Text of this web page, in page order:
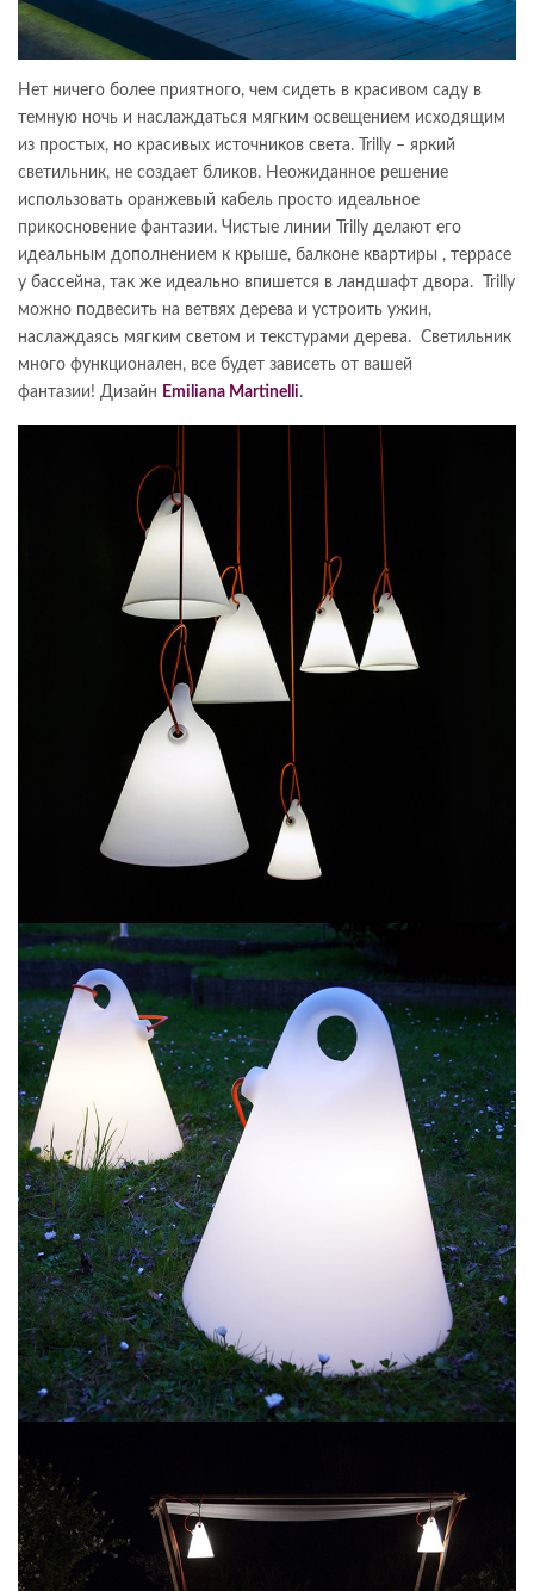
Нет ничего более приятного, чем сидеть в красивом саду в
темную ночь и наслаждаться мягким освещением исходящим
из простых, но красивых источников света. Trilly – яркий
светильник, не создает бликов. Неожиданное решение
использовать оранжевый кабель просто идеальное
прикосновение фантазии. Чистые линии Trilly делают его
идеальным дополнением к крыше, балконе квартиры , террасе
у бассейна, так же идеально впишется в ландшафт двора. Trilly
можно подвесить на ветвях дерева и устроить ужин,
наслаждаясь мягким светом и текстурами дерева. Светильник
много функционален, все будет зависеть от вашей
фантазии! Дизайн Emiliana Martinelli.